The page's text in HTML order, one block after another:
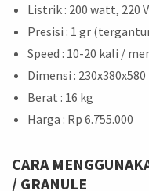
Listrik : 200 watt, 220 V
Presisi : 1 gr
Speed : 10-20 kali /
Dimensi :
Berat : 16 kg
Harga : Rp 6.755.000
CARA
/ GRANULE